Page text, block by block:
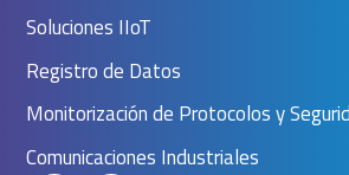
Soluciones IIoT
Registro de Datos
Monitorización de Protocolos y
Comunicaciones Industriales